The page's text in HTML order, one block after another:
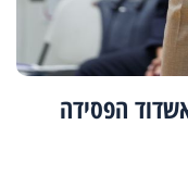
הפסידה